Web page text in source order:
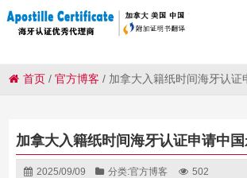
首页 /官方博客 / 加拿大入籍纸时间海牙认证
加拿大入籍纸时间海牙认证申请中
2025/09/09 分类:官方博客 502